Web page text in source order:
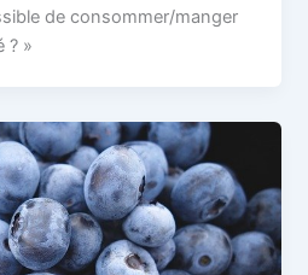
de consommer/manger
? »